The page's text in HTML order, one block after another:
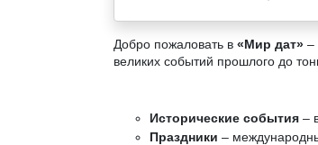
Добро пожаловать в «Мир дат» –
великих событий прошлого до
Исторические события –
Праздники –